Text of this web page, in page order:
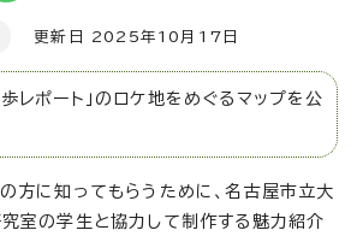
更新日 2025年10月17日
レポート」のロケ地をめぐるマップを公
方に知ってもらうために、名古屋市立大
室の学生と協力して制作する魅力紹介